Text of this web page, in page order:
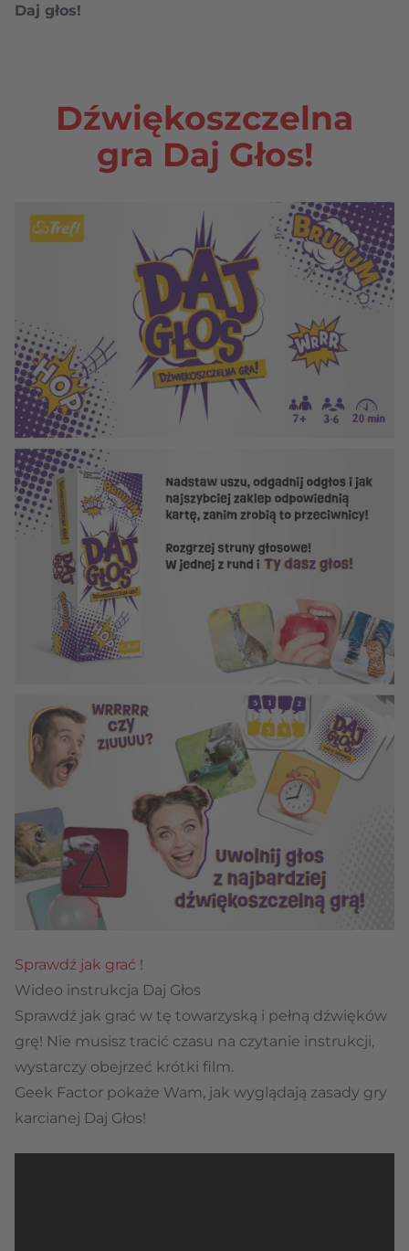
Daj głos!
Dźwiękoszczelna
gra Daj Głos!
Sprawdź jak grać !
Wideo instrukcja Daj Głos
Sprawdź jak grać w tę towarzyską i pełną dźwięków
grę! Nie musisz tracić czasu na czytanie instrukcji,
wystarczy obejrzeć krótki film.
Geek Factor pokaże Wam, jak wyglądają zasady gry
karcianej Daj Głos!